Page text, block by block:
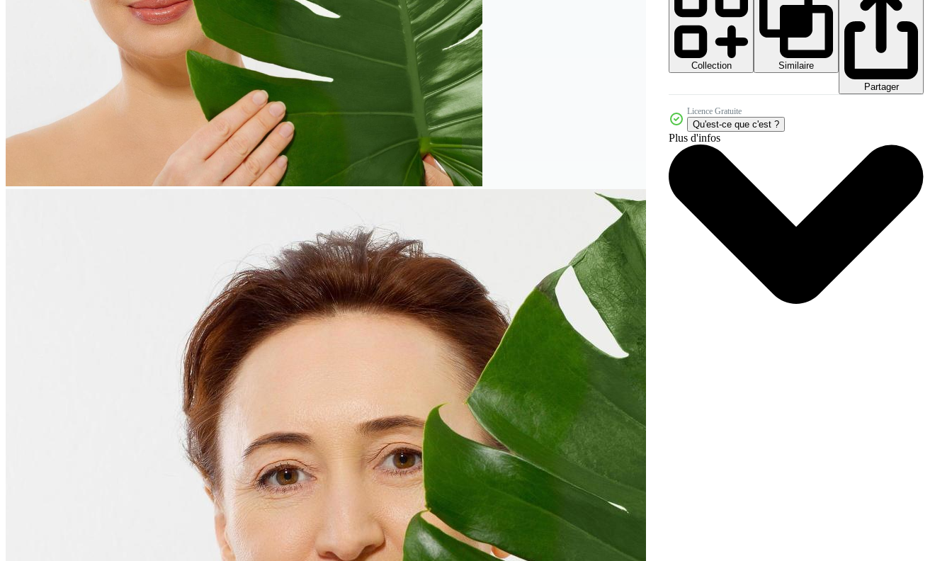
Collection
Similaire
Partager
Licence Gratuite
Qu'est-ce que c'est ?
Plus d'infos